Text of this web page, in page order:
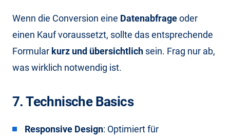
Wenn die Conversion eine Datenabfrageoder
einen Kauf voraussetzt, sollte das entsprechende
Formular kurz und übersichtlich sein. Frag nur ab,
was wirklich notwendig ist.
7. Technische Basics
Responsive Design: Optimiert für